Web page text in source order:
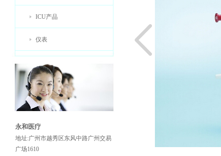
ICU产品
仪表
永和医疗
地址:广州市越秀区东风中路广州交易
广场1610